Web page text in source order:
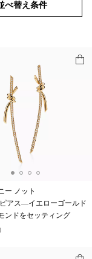
べ替え条件
ー ノット
ピアス—イエローゴールド
ンドをセッティング